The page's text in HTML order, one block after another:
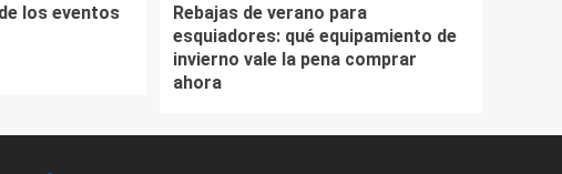
los eventos
Rebajas de verano para
esquiadores: qué equipamiento de
invierno vale la pena comprar
ahora